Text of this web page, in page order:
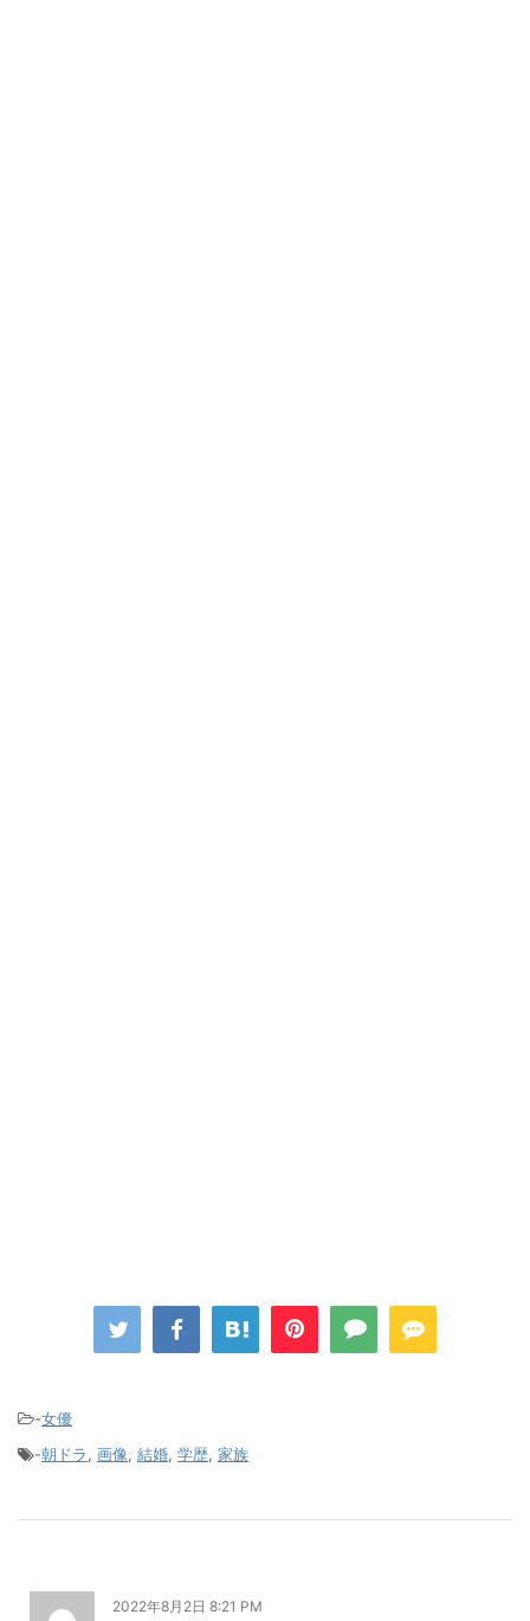
-女優
-朝ドラ, 画像, 結婚, 学歴, 家族
2022年8月2日 8:21 PM